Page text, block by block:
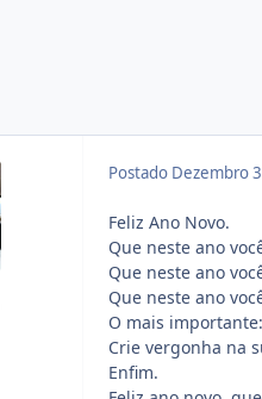
Postado Dezembro
Feliz Ano Novo.
Que neste ano
Que neste ano
Que neste ano
O mais
Crie vergonha na
Enfim.